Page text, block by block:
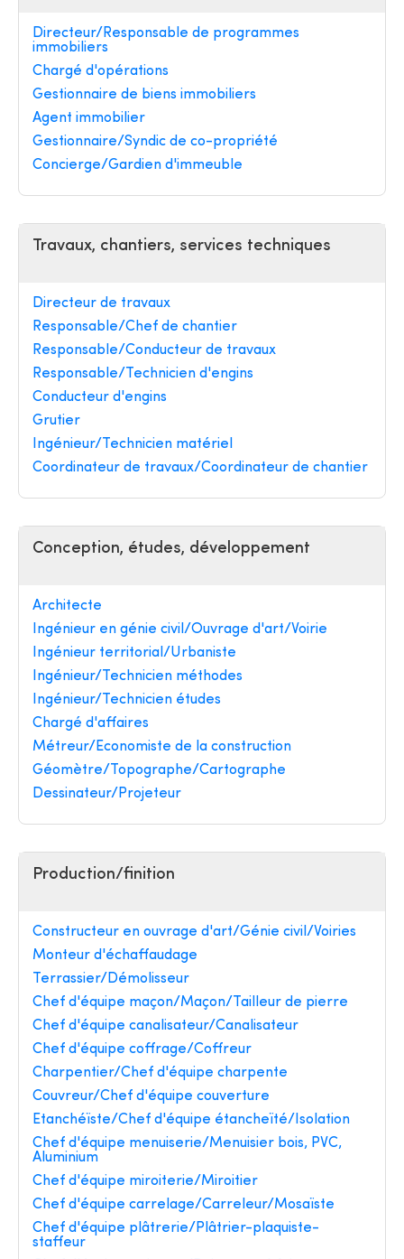
Directeur/Responsable de programmes
immobiliers
Chargé d'opérations
Gestionnaire de biens immobiliers
Agent immobilier
Gestionnaire/Syndic de co-propriété
Concierge/Gardien d'immeuble
Travaux, chantiers, services techniques
Directeur de travaux
Responsable/Chef de chantier
Responsable/Conducteur de travaux
Responsable/Technicien d'engins
Conducteur d'engins
Grutier
Ingénieur/Technicien matériel
Coordinateur de travaux/Coordinateur de chantier
Conception, études, développement
Architecte
Ingénieur en génie civil/Ouvrage d'art/Voirie
Ingénieur territorial/Urbaniste
Ingénieur/Technicien méthodes
Ingénieur/Technicien études
Chargé d'affaires
Métreur/Economiste de la construction
Géomètre/Topographe/Cartographe
Dessinateur/Projeteur
Production/finition
Constructeur en ouvrage d'art/Génie civil/Voiries
Monteur d'échaffaudage
Terrassier/Démolisseur
Chef d'équipe maçon/Maçon/Tailleur de pierre
Chef d'équipe canalisateur/Canalisateur
Chef d'équipe coffrage/Coffreur
Charpentier/Chef d'équipe charpente
Couvreur/Chef d'équipe couverture
Etanchéïste/Chef d'équipe étancheïté/Isolation
Chef d'équipe menuiserie/Menuisier bois, PVC,
Aluminium
Chef d'équipe miroiterie/Miroitier
Chef d'équipe carrelage/Carreleur/Mosaïste
Chef d'équipe plâtrerie/Plâtrier-plaquiste-
staffeur